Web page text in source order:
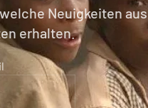
Neuigkeiten aus
erhalten.